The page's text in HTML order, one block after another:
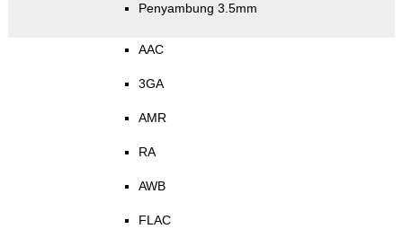
Penyambung 3.5mm
AAC
3GA
AMR
RA
AWB
FLAC